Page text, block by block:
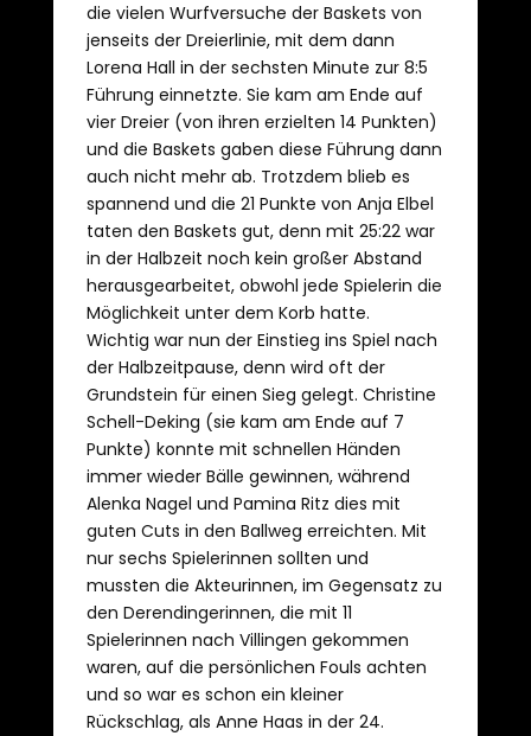
die vielen Wurfversuche der Baskets von
jenseits der Dreierlinie, mit dem dann
Lorena Hall in der sechsten Minute zur 8:5
Führung einnetzte. Sie kam am Ende auf
vier Dreier (von ihren erzielten 14 Punkten)
und die Baskets gaben diese Führung dann
auch nicht mehr ab. Trotzdem blieb es
spannend und die 21 Punkte von Anja Elbel
taten den Baskets gut, denn mit 25:22 war
in der Halbzeit noch kein großer Abstand
herausgearbeitet, obwohl jede Spielerin die
Möglichkeit unter dem Korb hatte.
Wichtig war nun der Einstieg ins Spiel nach
der Halbzeitpause, denn wird oft der
Grundstein für einen Sieg gelegt. Christine
Schell-Deking (sie kam am Ende auf 7
Punkte) konnte mit schnellen Händen
immer wieder Bälle gewinnen, während
Alenka Nagel und Pamina Ritz dies mit
guten Cuts in den Ballweg erreichten. Mit
nur sechs Spielerinnen sollten und
mussten die Akteurinnen, im Gegensatz zu
den Derendingerinnen, die mit 11
Spielerinnen nach Villingen gekommen
waren, auf die persönlichen Fouls achten
und so war es schon ein kleiner
Rückschlag, als Anne Haas in der 24.